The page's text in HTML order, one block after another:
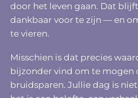
door het leven gaan. Dat
dankbaar voor te zijn — en
te vieren.
Misschien is dat precies
bijzonder vind om te mogen
bruidsparen. Jullie dag is